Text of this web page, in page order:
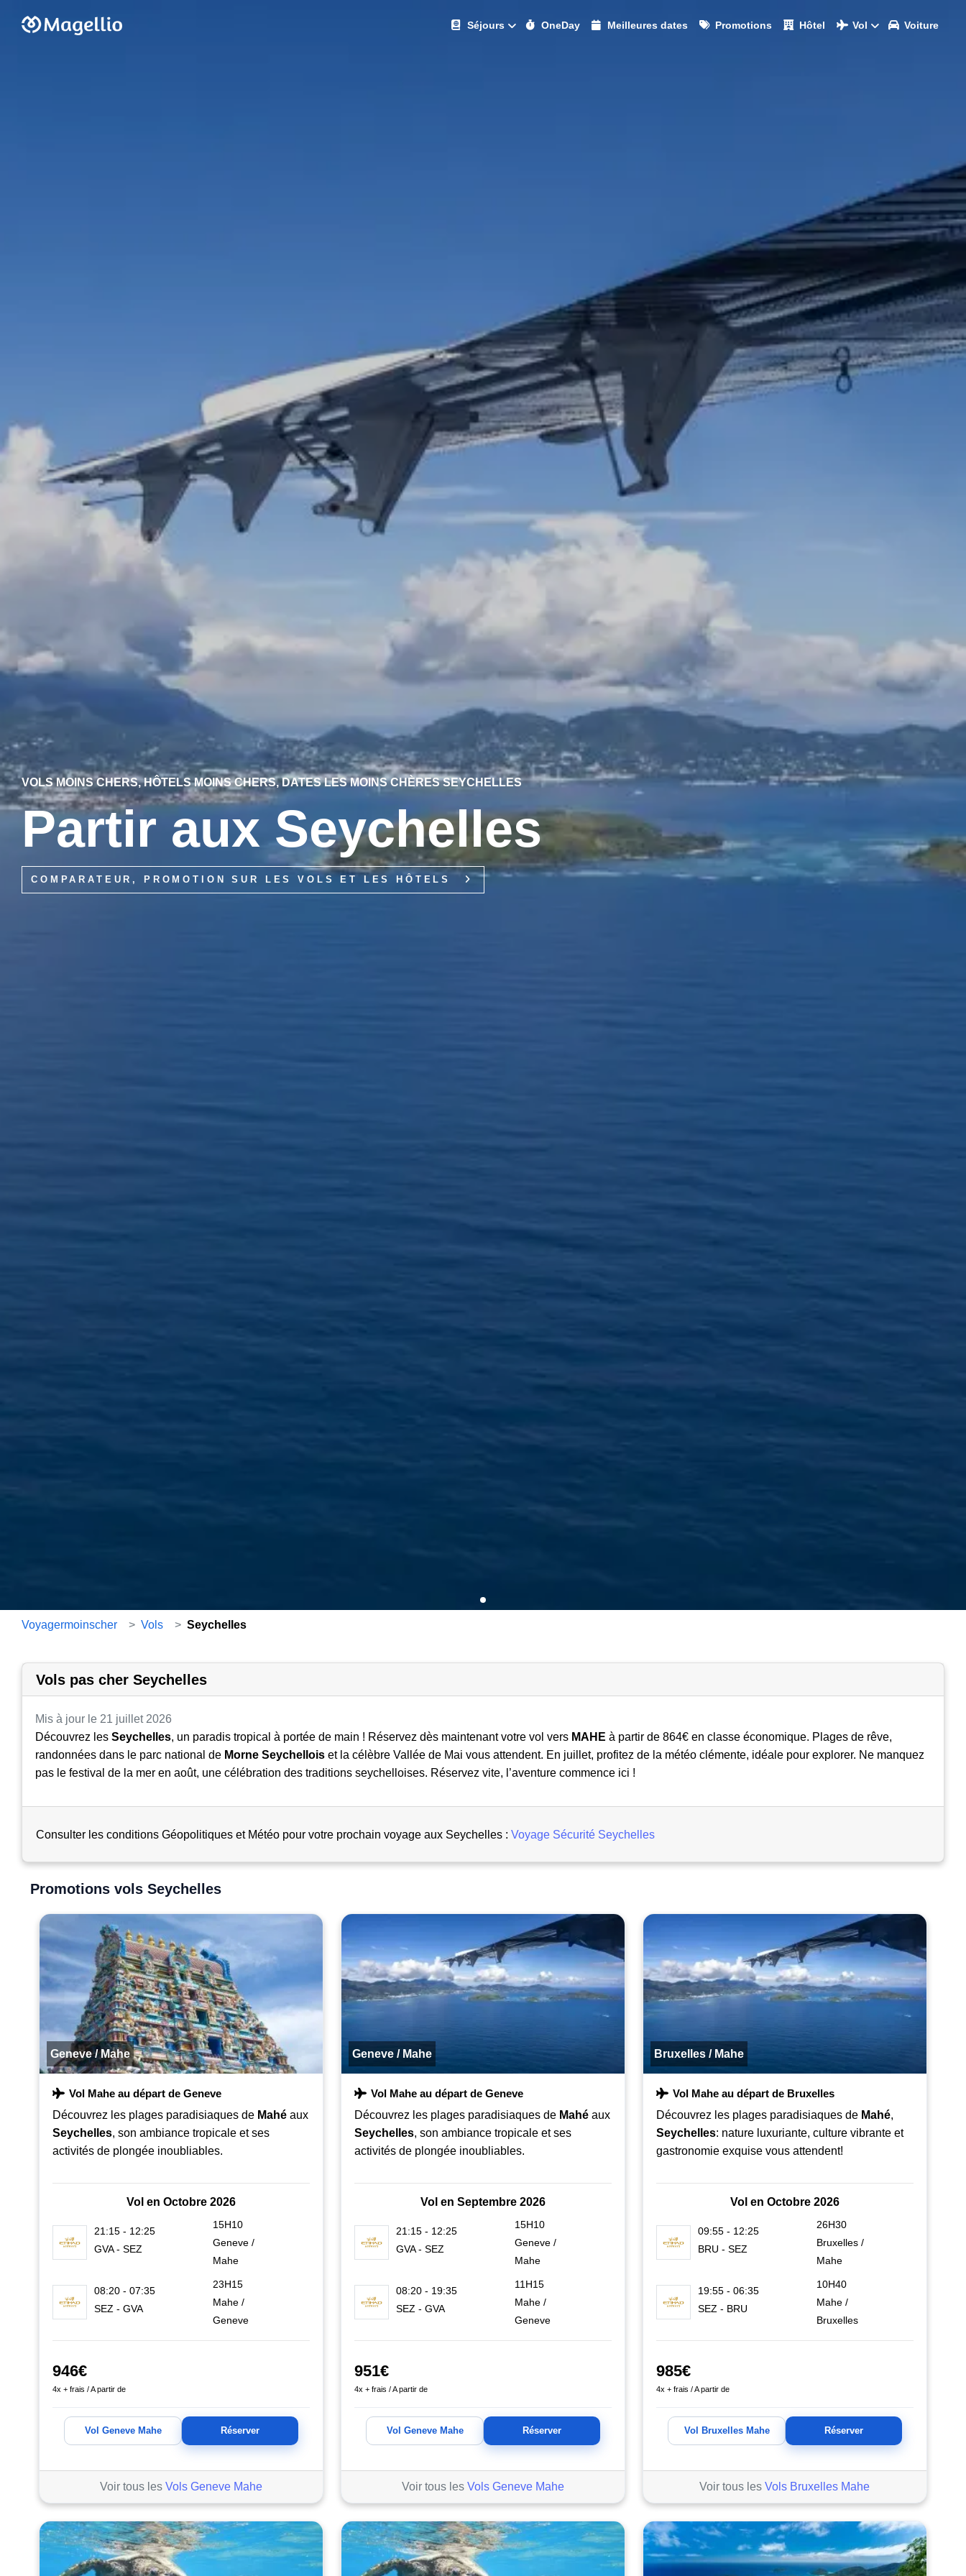
Séjours OneDay Meilleures dates Promotions Hôtel Vol Voiture
VOLS MOINS CHERS, HÔTELS MOINS CHERS, DATES LES MOINS CHÈRES SEYCHELLES
Partir aux Seychelles
COMPARATEUR, PROMOTION SUR LES VOLS ET LES HÔTELS
Voyagermoinscher > Vols > Seychelles
Vols pas cher Seychelles
Mis à jour le 21 juillet 2026
Découvrez lesSeychelles, un paradis tropical à portée de main ! Réservez dès maintenant votre vol vers MAHE à partir de 864€ en classe économique. Plages de rêve,
randonnées dans le parc national de Morne Seychellois et la célèbre Vallée de Mai vous attendent. En juillet, profitez de la météo clémente, idéale pour explorer. Ne manquez
pas le festival de la mer en août, une célébration des traditions seychelloises. Réservez vite, l’aventure commence ici !
Consulter les conditions Géopolitiques et Météo pour votre prochain voyage aux Seychelles :Voyage Sécurité Seychelles
Promotions vols Seychelles
Geneve / Mahe
Vol Mahe au départ de Geneve
Découvrez les plages paradisiaques de Mahé aux
Seychelles, son ambiance tropicale et ses
activités de plongée inoubliables.
Vol en Octobre 2026
21:15 - 12:25
GVA - SEZ
15H10
Geneve /
Mahe
08:20 - 07:35
SEZ - GVA
23H15
Mahe /
Geneve
946€
4x + frais / A partir de
Vol Geneve Mahe Réserver
Voir tous les Vols Geneve Mahe
Geneve / Mahe
Vol Mahe au départ de Geneve
Découvrez les plages paradisiaques de Mahé aux
Seychelles, son ambiance tropicale et ses
activités de plongée inoubliables.
Vol en Septembre 2026
21:15 - 12:25
GVA - SEZ
15H10
Geneve /
Mahe
08:20 - 19:35
SEZ - GVA
11H15
Mahe /
Geneve
951€
4x + frais / A partir de
Vol Geneve Mahe Réserver
Voir tous les Vols Geneve Mahe
Bruxelles / Mahe
Vol Mahe au départ de Bruxelles
Découvrez les plages paradisiaques de Mahé,
Seychelles: nature luxuriante, culture vibrante et
gastronomie exquise vous attendent!
Vol en Octobre 2026
09:55 - 12:25
BRU - SEZ
26H30
Bruxelles /
Mahe
19:55 - 06:35
SEZ - BRU
10H40
Mahe /
Bruxelles
985€
4x + frais / A partir de
Vol Bruxelles Mahe Réserver
Voir tous lesVols Bruxelles Mahe